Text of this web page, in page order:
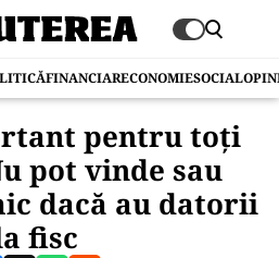
FINANCIARECONOMIESOCIAL
pentru toți
pot vinde sau
dacă au datorii
fisc